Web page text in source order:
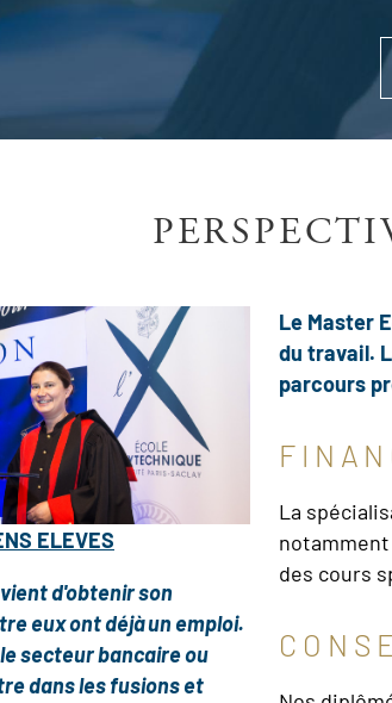
ELEVES
d'obtenir son
eux ont déjà un emploi.
secteur bancaire ou
dans les fusions et
Le Master
du travail.
parcours
La
des cours